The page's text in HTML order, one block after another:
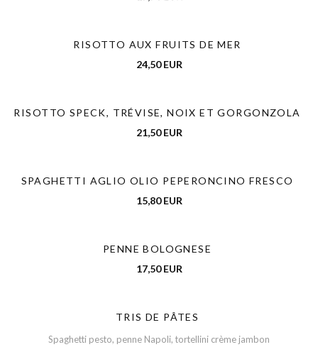
RISOTTO AUX FRUITS DE MER
24,50 EUR
RISOTTO SPECK, TRÉVISE, NOIX ET GORGONZOLA
21,50 EUR
SPAGHETTI AGLIO OLIO PEPERONCINO FRESCO
15,80 EUR
PENNE BOLOGNESE
17,50 EUR
TRIS DE PÂTES
Spaghetti pesto, penne Napoli, tortellini crème jambon